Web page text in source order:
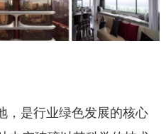
，是行业绿色发展的核心